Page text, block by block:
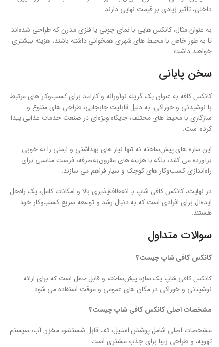
داخلی، تأثیر زیادی بر قیمت نهایی دارند.
به عنوان مثال، کانکس ‌هایی با نمای چوبی یا فلزی مدرن که طراحی‌ شده‌اند
تا به ‌طور خاص با محیط ‌های شهری همخوانی داشته باشند، هزینه بیشتری
خواهند داشت.
سخن پایانی
کانکس کافه به عنوان یک گزینه نوآورانه و کارآمد برای کسب‌وکار های مرتبط
با نوشیدنی و خوراکی، به دلیل قابلیت جابجایی، طراحی ‌های متنوع و
سازگاری با محیط ‌های مختلف، جایگاه ویژه‌ای در صنعت خدمات غذایی پیدا
کرده است.
این سازه ‌های پیش‌ساخته نه تنها نیاز های بهداشتی و ایمنی را به خوبی
برآورده می ‌کنند، بلکه با هزینه ‌های مقرون‌به‌صرفه، فرصت مناسبی برای
راه‌اندازی کسب‌وکار های کوچک و سیار فراهم می ‌سازند.
در نهایت، کانکس کافی شاپ با انعطاف‌پذیری بالا و امکانات کامل، یک راه‌حل
ایده‌آل برای افرادی است که به دنبال رشد و توسعه سریع کسب‌وکار خود
هستند.
سوالات متداول
کانکس کافی شاپ چیست؟
کانکس کافی شاپ یک سازه پیش‌ساخته و قابل حمل است که برای ارائه
نوشیدنی و خوراکی در مکان ‌های عمومی و موقت استفاده می ‌شود.
مشخصات اصلی کانکس کافی شاپ چیست؟
مشخصات اصلی شامل پوشش استیل، کف قابل شستشو، مخزن آب، سیستم
تهویه، و طراحی زیبا برای جذب مشتری است.